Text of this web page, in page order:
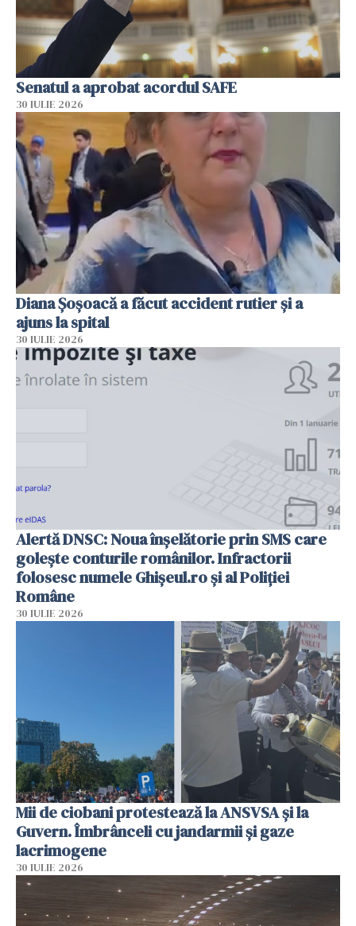
Senatul a aprobat acordul SAFE
30 IULIE 2026
Diana Șoșoacă a făcut accident rutier și a
ajuns la spital
30 IULIE 2026
Alertă DNSC: Noua înșelătorie prin SMS care
golește conturile românilor. Infractorii
folosesc numele Ghișeul.ro și al Poliției
Române
30 IULIE 2026
Mii de ciobani protestează la ANSVSA și la
Guvern. Îmbrânceli cu jandarmii și gaze
lacrimogene
30 IULIE 2026